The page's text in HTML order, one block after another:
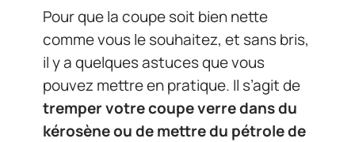
Pour que la coupe soit bien nette
comme vous le souhaitez, et sans bris,
il y a quelques astuces que vous
pouvez mettre en pratique. Il s’agit de
tremper votre coupe verre dans du
kérosène ou de mettre du pétrole de